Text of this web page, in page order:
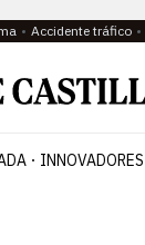
Accidente tráfico
INNOVADORES